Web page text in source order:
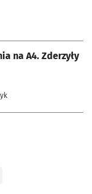
na A4. Zderzyły